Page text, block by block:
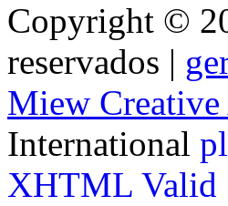
Copyright ©
reservados |
Miew
International
XHTML Valid